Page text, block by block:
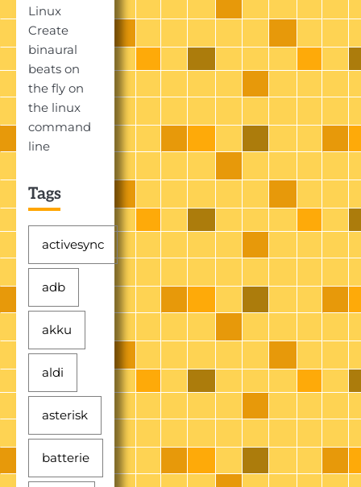
Linux
Create
binaural
beats on
the fly on
the linux
command
line
Tags
activesync
adb
akku
aldi
asterisk
batterie